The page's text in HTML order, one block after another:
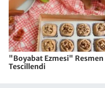
"Boyabat Ezmesi" Resmen
Tescillendi